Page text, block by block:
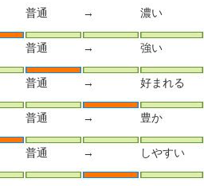
普通 → 濃い
普通 → 強い
普通 → 好まれる
普通 → 豊か
普通 → しやすい